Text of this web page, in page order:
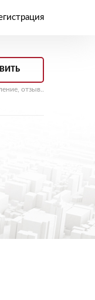
отзыв..